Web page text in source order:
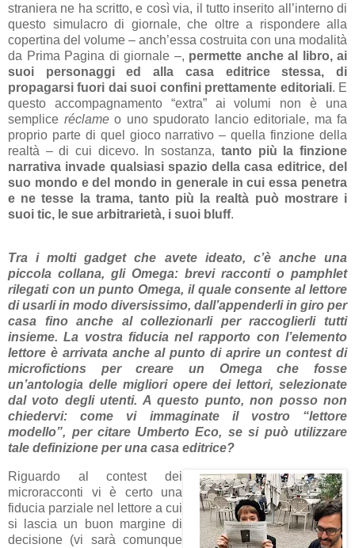
straniera ne ha scritto, e così via, il tutto inserito all’interno di
questo simulacro di giornale, che oltre a rispondere alla
copertina del volume – anch’essa costruita con una modalità
da Prima Pagina di giornale –, permette anche al libro, ai
suoi personaggi ed alla casa editrice stessa, di
propagarsi fuori dai suoi confini prettamente editoriali. E
questo accompagnamento “extra” ai volumi non è una
semplice réclameo uno spudorato lancio editoriale, ma fa
proprio parte di quel gioco narrativo – quella finzione della
realtà – di cui dicevo. In sostanza, tanto più la finzione
narrativa invade qualsiasi spazio della casa editrice, del
suo mondo e del mondo in generale in cui essa penetra
e ne tesse la trama, tanto più la realtà può mostrare i
suoi tic, le sue arbitrarietà, i suoi bluff.
Tra i molti gadget che avete ideato, c’è anche una
piccola collana, gli Omega: brevi racconti o pamphlet
rilegati con un punto Omega, il quale consente al lettore
di usarli in modo diversissimo, dall’appenderli in giro per
casa fino anche al collezionarli per raccoglierli tutti
insieme. La vostra fiducia nel rapporto con l’elemento
lettore è arrivata anche al punto di aprire un contest di
microfictions per creare un Omega che fosse
un’antologia delle migliori opere dei lettori, selezionate
dal voto degli utenti. A questo punto, non posso non
chiedervi: come vi immaginate il vostro “lettore
modello”, per citare Umberto Eco, se si può utilizzare
tale definizione per una casa editrice?
Riguardo al contest dei
microracconti vi è certo una
fiducia parziale nel lettore a cui
si lascia un buon margine di
decisione (vi sarà comunque